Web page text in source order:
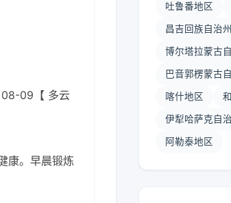
09【 多云
康。早晨锻炼
吐鲁番地区
昌吉回族自治州
博尔塔拉蒙古
巴音郭楞蒙古
喀什地区
伊犁哈萨克自
阿勒泰地区